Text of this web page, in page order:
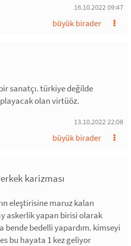
16.10.2022 09:47
büyük birader
sanatçı. türkiye değilde
olan virtüöz.
13.10.2022 22:08
büyük birader
karizması
eleştirisine maruz kalan
askerlik yapan birisi olarak
bende bedelli yapardım. kimseyi
bu hayata 1 kez geliyor